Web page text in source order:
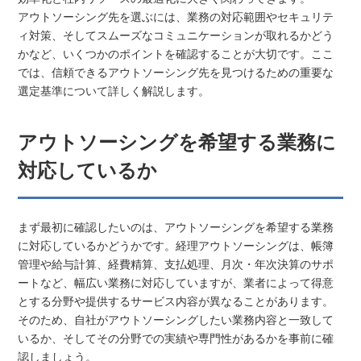
アウトソーシング先を選ぶには、業務の対応範囲やセキュリテ
ィ対策、そしてスムーズなコミュニケーションが取れるかどう
かなど、いくつかのポイントを確認することが大切です。ここ
では、信頼できるアウトソーシング先を見つけるための重要な
選定基準について詳しく解説します。
アウトソーシングを希望する業務に
対応しているか
まず最初に確認したいのは、アウトソーシングを希望する業務
に対応しているかどうかです。経理アウトソーシングは、帳簿
管理や給与計算、経費精算、支払処理、月次・年次決算のサポ
ートなど、幅広い業務に対応していますが、業者によって得意
とする分野や提供するサービス内容が異なることがあります。
そのため、自社がアウトソーシングしたい業務内容と一致して
いるか、そしてその分野での実績や専門性があるかを事前に確
認しましょう。